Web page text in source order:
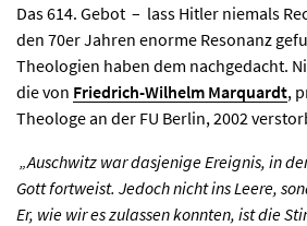
Das 614. Gebot – lass Hitler niemals
den 70er Jahren enorme Resonanz
Theologien haben dem nachgedacht.
die von Friedrich-Wilhelm Marquardt,
Theologe an der FU Berlin, 2002
„Auschwitz war dasjenige Ereignis, in
Gott fortweist. Jedoch nicht ins Leere,
Er, wie wir es zulassen konnten, ist die